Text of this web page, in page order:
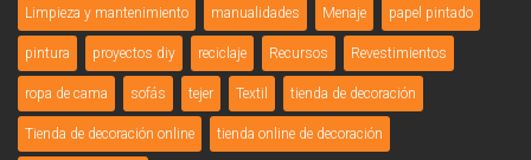
Limpieza y mantenimiento manualidades Menaje papel pintado
pintura proyectos diy reciclaje Recursos Revestimientos
ropa de cama sofás tejer Textil tienda de decoración
Tienda de decoración online tienda online de decoración